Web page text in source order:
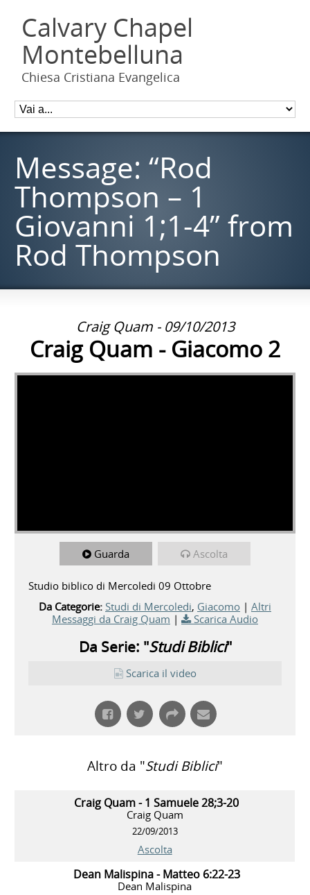
Calvary Chapel
Montebelluna
Chiesa Cristiana Evangelica
Message: “Rod
Thompson – 1
Giovanni 1;1-4” from
Rod Thompson
Craig Quam - 09/10/2013
Craig Quam - Giacomo 2
Guarda Ascolta
Studio biblico di Mercoledi 09 Ottobre
Da Categorie: Studi di Mercoledi, Giacomo | Altri
Messaggi da Craig Quam | Scarica Audio
Da Serie: "Studi Biblici"
Scarica il video
Altro da "Studi Biblici"
Craig Quam - 1 Samuele 28;3-20
Craig Quam
22/09/2013
Ascolta
Dean Malispina - Matteo 6:22-23
Dean Malispina